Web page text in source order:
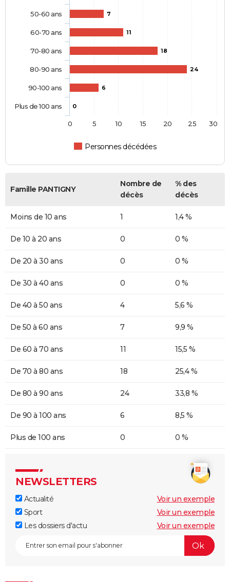
7
11
18
24
6
0
Personnes décédées
50-60 ans
60-70 ans
70-80 ans
80-90 ans
90-100 ans
Plus de 100 ans
0 5 10 15 20 25 30
Famille PANTIGNY
Nombre de
décès
% des
décès
Moins de 10 ans 1 1,4 %
De 10 à 20 ans 0 0 %
De 20 à 30 ans 0 0 %
De 30 à 40 ans 0 0 %
De 40 à 50 ans 4 5,6 %
De 50 à 60 ans 7 9,9 %
De 60 à 70 ans 11 15,5 %
De 70 à 80 ans 18 25,4 %
De 80 à 90 ans 24 33,8 %
De 90 à 100 ans 6 8,5 %
Plus de 100 ans 0 0 %
NEWSLETTERS
Actualité
Voir un exemple
Sport
Voir un exemple
Les dossiers d'actu
Voir un exemple